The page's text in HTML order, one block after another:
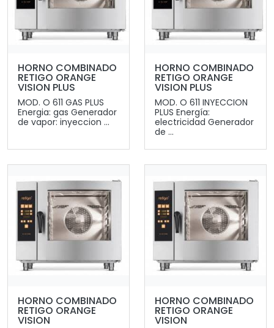
HORNO COMBINADO
RETIGO ORANGE
VISION PLUS
MOD. O 611 GAS PLUS
Energia: gas Generador
de vapor: inyeccion ...
HORNO COMBINADO
RETIGO ORANGE
VISION PLUS
MOD. O 611 INYECCION
PLUS Energía:
electricidad Generador
de ...
HORNO COMBINADO
RETIGO ORANGE
VISION
HORNO COMBINADO
RETIGO ORANGE
VISION